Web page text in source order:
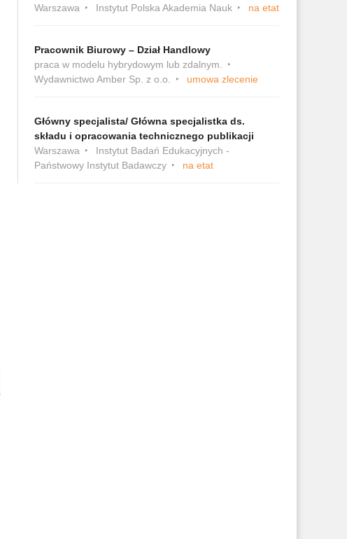
Warszawa
Instytut Polska Akademia Nauk na etat
Pracownik Biurowy – Dział Handlowy
praca w modelu hybrydowym lub zdalnym.
Wydawnictwo Amber Sp. z o.o.
umowa zlecenie
Główny specjalista/ Główna specjalistka ds.
składu i opracowania technicznego publikacji
Warszawa
Instytut Badań Edukacyjnych -
Państwowy Instytut Badawczy
na etat